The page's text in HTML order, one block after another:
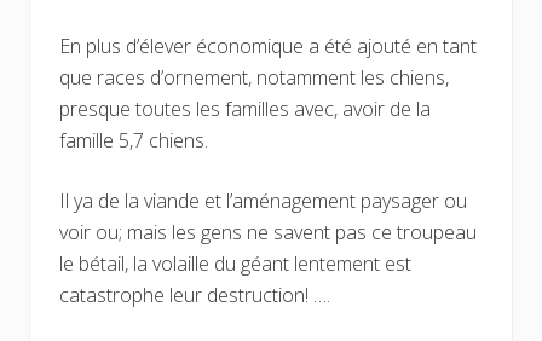
En plus d’élever économique a été ajouté en tant
que races d’ornement, notamment les chiens,
presque toutes les familles avec, avoir de la
famille 5,7 chiens.
Il ya de la viande et l’aménagement paysager ou
voir ou; mais les gens ne savent pas ce troupeau
le bétail, la volaille du géant lentement est
catastrophe leur destruction! ….